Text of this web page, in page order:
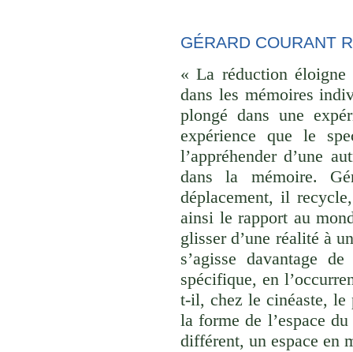
GÉRARD COURANT
« La réduction
dans les mémoires
plongé dans une
expérience que le
l’appréhender d’une
dans la mémoire.
déplacement, il
ainsi le rapport au
glisser d’une réalité à
s’agisse davantage
spécifique, en
t-il, chez le cinéaste, le
la forme de l’espace
différent, un espace en